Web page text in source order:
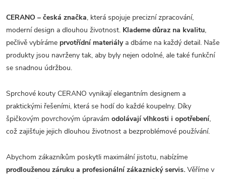
CERANO – česká značka, která spojuje precizní zpracování,
moderní design a dlouhou životnost. Klademe důraz na kvalitu,
pečlivě vybíráme prvotřídní materiálya dbáme na každý detail. Naše
produkty jsou navrženy tak, aby byly nejen odolné, ale také funkční
se snadnou údržbou.
Sprchové kouty CERANO vynikají elegantním designem a
praktickými řešeními, která se hodí do každé koupelny. Díky
špičkovým povrchovým úpravám odolávají vlhkosti i opotřebení,
což zajišťuje jejich dlouhou životnost a bezproblémové používání.
Abychom zákazníkům poskytli maximální jistotu, nabízíme
prodlouženou záruku a profesionální zákaznický servis. Věříme v